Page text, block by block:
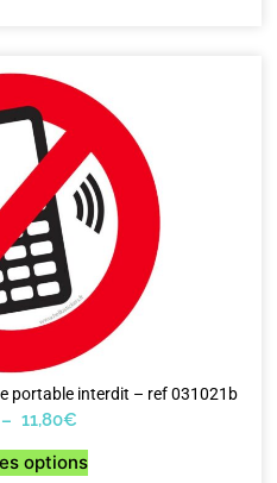
portable interdit – ref 031021b
– 11,80€
options